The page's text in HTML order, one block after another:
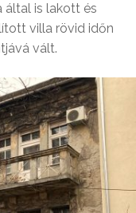
által is lakott és
villa rövid időn
vált.